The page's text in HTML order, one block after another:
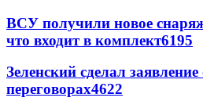
ВСУ получили новое
что входит в комплект6195
Зеленский сделал
переговорах4622